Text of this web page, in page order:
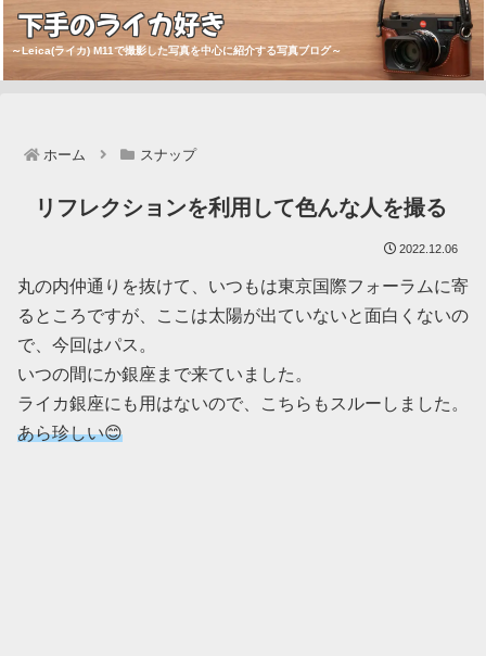
下手のライカ好き
～Leica(ライカ) M11で撮影した写真を中心に紹介する写真ブログ～
ホーム スナップ
リフレクションを利用して色んな人を撮る
2022.12.06
丸の内仲通りを抜けて、いつもは東京国際フォーラムに寄
るところですが、ここは太陽が出ていないと面白くないの
で、今回はパス。
いつの間にか銀座まで来ていました。
ライカ銀座にも用はないので、こちらもスルーしました。
あら珍しい😊